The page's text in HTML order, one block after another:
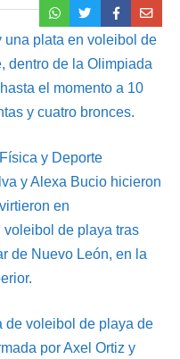
una plata en voleibol de
dentro de la Olimpiada
el momento a 10
y cuatro bronces.
y Deporte
y Alexa Bucio hicieron
en
de playa tras
de Nuevo León, en la
de voleibol de playa de
por Axel Ortiz y